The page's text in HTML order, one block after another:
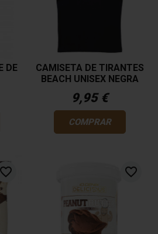
DE
CAMISETA DE TIRANTES
BEACH UNISEX NEGRA
9,95 €
COMPRAR
favorite_border favorite_border